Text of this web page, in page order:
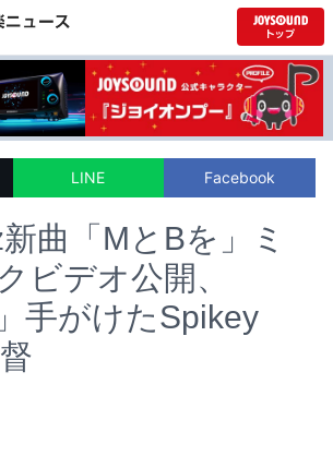
LINE Facebook
曲「MとBを」ミ
ビデオ公開、
手がけたSpikey